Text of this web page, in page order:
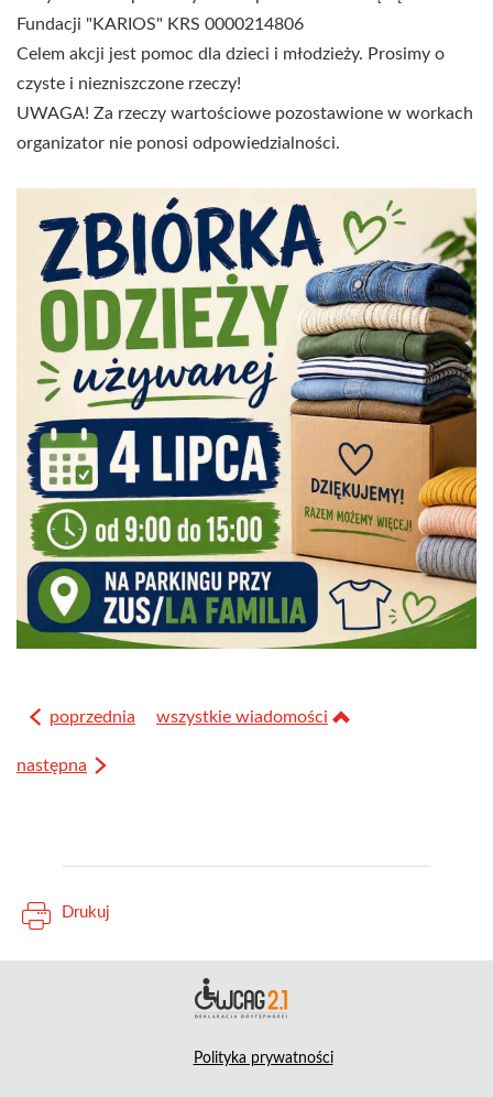
Fundacji "KARIOS" KRS 0000214806
Celem akcji jest pomoc dla dzieci i młodzieży. Prosimy o
czyste i niezniszczone rzeczy!
UWAGA! Za rzeczy wartościowe pozostawione w workach
organizator nie ponosi odpowiedzialności.
poprzednia wszystkie wiadomości
następna
Drukuj
Polityka prywatności